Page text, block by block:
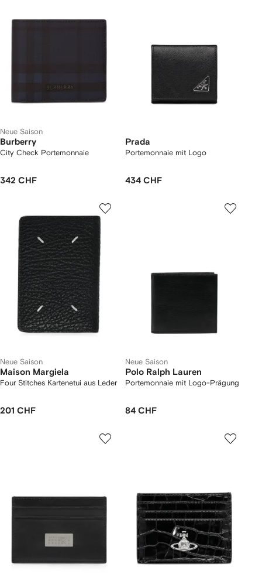
Neue Saison
Burberry
City Check Portemonnaie
342 CHF
Prada
Portemonnaie mit Logo
434 CHF
Neue Saison
Maison Margiela
Four Stitches Kartenetui aus Leder
201 CHF
Neue Saison
Polo Ralph Lauren
Portemonnaie mit Logo-Prägung
84 CHF